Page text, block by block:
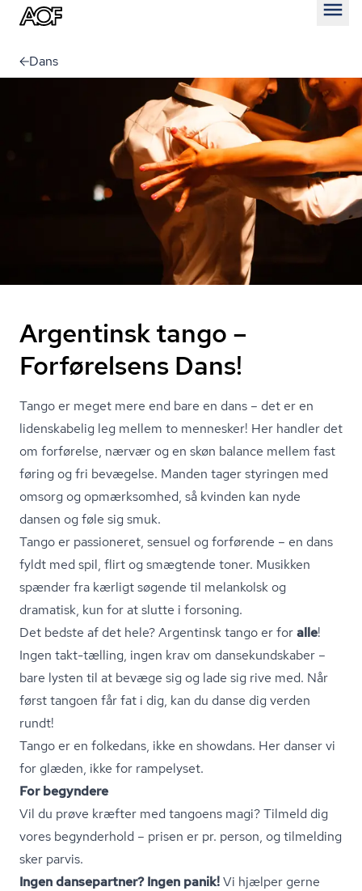
Dans
Argentinsk tango –
Forførelsens Dans!
Tango er meget mere end bare en dans – det er en
lidenskabelig leg mellem to mennesker! Her handler det
om forførelse, nærvær og en skøn balance mellem fast
føring og fri bevægelse. Manden tager styringen med
omsorg og opmærksomhed, så kvinden kan nyde
dansen og føle sig smuk.
Tango er passioneret, sensuel og forførende – en dans
fyldt med spil, flirt og smægtende toner. Musikken
spænder fra kærligt søgende til melankolsk og
dramatisk, kun for at slutte i forsoning.
Det bedste af det hele? Argentinsk tango er foralle!
Ingen takt-tælling, ingen krav om dan­se­kund­ska­ber –
bare lysten til at bevæge sig og lade sig rive med. Når
først tangoen får fat i dig, kan du danse dig verden
rundt!
Tango er en folkedans, ikke en showdans. Her danser vi
for glæden, ikke for rampelyset.
For begyndere
Vil du prøve kræfter med tangoens magi? Tilmeld dig
vores begynderhold – prisen er pr. person, og tilmelding
sker parvis.
Ingen dansepartner? Ingen panik!Vi hjælper gerne